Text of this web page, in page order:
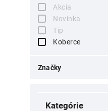
Akcia
Novinka
Tip
Koberce
Značky
Kategórie